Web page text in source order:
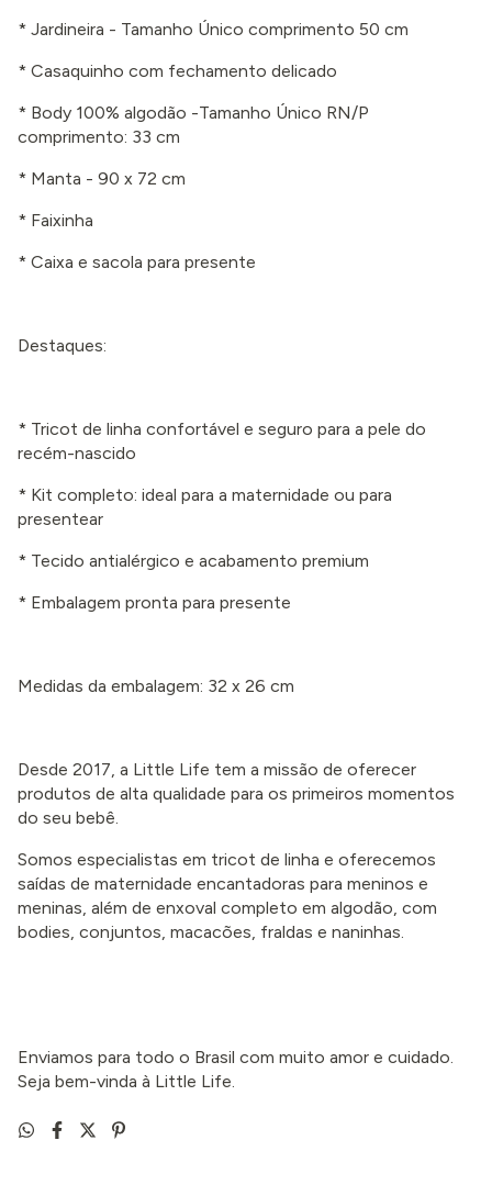
* Jardineira - Tamanho Único comprimento 50 cm
* Casaquinho com fechamento delicado
* Body 100% algodão -Tamanho Único RN/P
comprimento: 33 cm
* Manta - 90 x 72 cm
* Faixinha
* Caixa e sacola para presente
Destaques:
* Tricot de linha confortável e seguro para a pele do
recém-nascido
* Kit completo: ideal para a maternidade ou para
presentear
* Tecido antialérgico e acabamento premium
* Embalagem pronta para presente
Medidas da embalagem: 32 x 26 cm
Desde 2017, a Little Life tem a missão de oferecer
produtos de alta qualidade para os primeiros momentos
do seu bebê.
Somos especialistas em tricot de linha e oferecemos
saídas de maternidade encantadoras para meninos e
meninas, além de enxoval completo em algodão, com
bodies, conjuntos, macacões, fraldas e naninhas.
Enviamos para todo o Brasil com muito amor e cuidado.
Seja bem-vinda à Little Life.